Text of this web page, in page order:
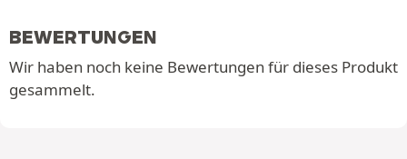
BEWERTUNGEN
Wir haben noch keine Bewertungen für dieses Produkt
gesammelt.